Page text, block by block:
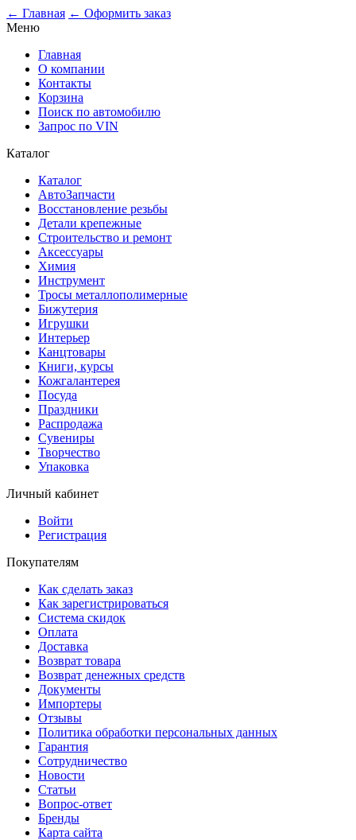
← Главная ← Оформить заказ
Меню
Главная
О компании
Контакты
Корзина
Поиск по автомобилю
Запрос по VIN
Каталог
Каталог
АвтоЗапчасти
Восстановление резьбы
Детали крепежные
Строительство и ремонт
Аксессуары
Химия
Инструмент
Тросы металлополимерные
Бижутерия
Игрушки
Интерьер
Канцтовары
Книги, курсы
Кожгалантерея
Посуда
Праздники
Распродажа
Сувениры
Творчество
Упаковка
Личный кабинет
Войти
Регистрация
Покупателям
Как сделать заказ
Как зарегистрироваться
Система скидок
Оплата
Доставка
Возврат товара
Возврат денежных средств
Документы
Импортеры
Отзывы
Политика обработки персональных данных
Гарантия
Сотрудничество
Новости
Статьи
Вопрос-ответ
Бренды
Карта сайта